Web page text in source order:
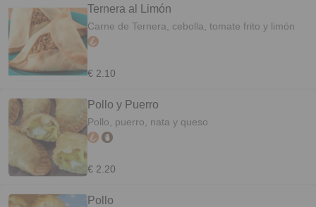
Ternera al Limón
Carne de Ternera, cebolla, tomate frito y limón
€ 2.10
Pollo y Puerro
Pollo, puerro, nata y queso
€ 2.20
Pollo